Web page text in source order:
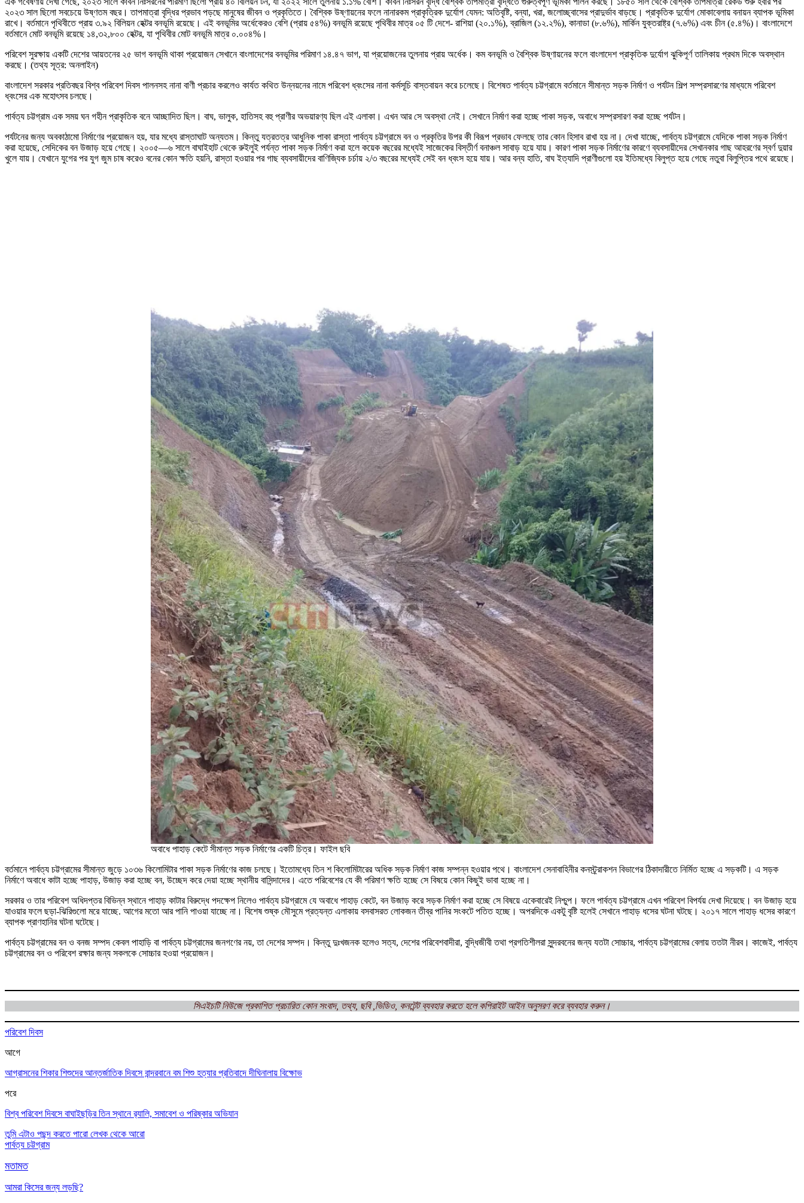
২০২৩ সাল ছিলো সবচেয়ে উষ্ণতম বছর। তাপমাত্রা বৃদ্ধির প্রভাব পড়ছে মানুষের জীবন ও প্রকৃতিতে। বৈশ্বিক উষ্ণায়নের ফলে নানারকম প্রাকৃত্রিক দুর্যোগ যেমন: অতিবৃষ্টি, বন্যা, খরা, জলোচ্ছ্বাসের প্রাদুর্ভাব বাড়ছে। প্রাকৃতিক দুর্যোগ মোকাবেলায় বনায়ন ব্যাপক ভূমিকা
রাখে। বর্তমানে পৃথিবীতে প্রায় ৩.৯২ বিলিয়ন হেক্টর বনভূমি রয়েছে। এই বনভূমির অর্ধেকেরও বেশি (প্রায় ৫৪%) বনভূমি রয়েছে পৃথিবীর মাত্র ০৫ টি দেশে- রাশিয়া (২০.১%), ব্রাজিল (১২.২%), কানাডা (৮.৬%), মার্কিন যুক্তরাষ্ট্র (৭.৬%) এবং চীন (৫.৪%)। বাংলাদেশে
বর্তমানে মোট বনভূমি রয়েছে ১৪,৩২,৮০০ হেক্টর, যা পৃথিবীর মোট বনভূমি মাত্র ০.০০৪%।
পরিবেশ সুরক্ষায় একটি দেশের আয়তনের ২৫ ভাগ বনভূমি থাকা প্রয়োজন সেখানে বাংলাদেশের বনভূমির পরিমাণ ১৪.৪৭ ভাগ, যা প্রয়োজনের তুলনায় প্রায় অর্ধেক। কম বনভূমি ও বৈশ্বিক উষ্ণায়নের ফলে বাংলাদেশ প্রাকৃতিক দুর্যোগ ঝুকিপূর্ণ তালিকায় প্রথম দিকে অবস্থান
করছে। (তথ্য সূত্র: অনলাইন)
বাংলাদেশ সরকার প্রতিবছর বিশ্ব পরিবেশ দিবস পালনসহ নানা বাণী প্রচার করলেও কার্যত কথিত উন্নয়নের নামে পরিবেশ ধ্বংসের নানা কর্মসূচি বাস্তবায়ন করে চলেছে। বিশেষত পার্বত্য চট্টগ্রামে বর্তমানে সীমান্ত সড়ক নির্মাণ ও পর্যটন শিল্প সম্প্রসারণের মাধ্যমে পরিবেশ
ধ্বংসের এক মহোৎসব চলছে।
পার্বত্য চট্টগ্রাম এক সময় ঘন গহীন প্রাকৃতিক বনে আচ্ছাদিত ছিল। বাঘ, ভালুক, হাতিসহ বহু প্রাণীর অভয়ারণ্য ছিল এই এলাকা। এখন আর সে অবস্থা নেই। সেখানে নির্মাণ করা হচ্ছে পাকা সড়ক, অবাধে সম্প্রসারণ করা হচ্ছে পর্যটন।
পর্যটনের জন্য অবকাঠামো নির্মাণের প্রয়োজন হয়, যার মধ্যে রাস্তাঘাট অন্যতম। কিন্তু যত্রতত্র আধুনিক পাকা রাস্তা পার্বত্য চট্টগ্রামে বন ও প্রকৃতির উপর কী বিরূপ প্রভাব ফেলছে তার কোন হিসাব রাখা হয় না। দেখা যাচ্ছে, পার্বত্য চট্টগ্রামে যেদিকে পাকা সড়ক নির্মাণ
করা হয়েছে, সেদিকের বন উজাড় হয়ে গেছে। ২০০৫—৬ সালে বাঘাইহাট থেকে রুইলুই পর্যন্ত পাকা সড়ক নির্মাণ করা হলে কয়েক বছরের মধ্যেই সাজেকের বিস্তীর্ণ বনাঞ্চল সাবাড় হয়ে যায়। কারণ পাকা সড়ক নির্মাণের কারণে ব্যবসায়ীদের সেখানকার গাছ আহরণের স্বর্ণ দুয়ার
খুলে যায়। যেখানে যুগের পর যুগ জুম চাষ করেও বনের কোন ক্ষতি হয়নি, রাস্তা হওয়ার পর গাছ ব্যবসায়ীদের বাণিজ্যিক চর্চায় ২/৩ বছরের মধ্যেই সেই বন ধ্বংস হয়ে যায়। আর বন্য হাতি, বাঘ ইত্যাদি প্রাণীগুলো হয় ইতিমধ্যে বিলুপ্ত হয়ে গেছে নতুবা বিলুপ্তির পথে রয়েছে।
অবাধে পাহাড় কেটে সীমান্ত সড়ক নির্মাণের একটি চিত্র। ফাইল ছবি
বর্তমানে পার্বত্য চট্টগ্রামের সীমান্ত জুড়ে ১০৩৬ কিলোমিটার পাকা সড়ক নির্মাণের কাজ চলছে। ইতোমধ্যে তিন শ কিলোমিটারের অধিক সড়ক নির্মাণ কাজ সম্পন্ন হওয়ার পথে। বাংলাদেশ সেনাবাহিনীর কনস্ট্র্রাকশন বিভাগের ঠিকাদারীতে নির্মিত হচ্ছে এ সড়কটি। এ সড়ক
নির্মাণে অবাধে কাটা হচ্ছে পাহাড়, উজাড় করা হচ্ছে বন, উচ্ছেদ করে দেয়া হচ্ছে স্থানীয় বাসিন্দাদের। এতে পরিবেশের যে কী পরিমাণ ক্ষতি হচ্ছে সে বিষয়ে কোন কিছুই ভাবা হচ্ছে না।
সরকার ও তার পরিবেশ অধিদপ্তর বিভিন্ন স্থানে পাহাড় কাটার বিরুদ্ধে পদক্ষেপ নিলেও পার্বত্য চট্টগ্রামে যে অবাধে পাহাড় কেটে, বন উজাড় করে সড়ক নির্মাণ করা হচ্ছে সে বিষয়ে একেবারেই নিশ্চুপ। ফলে পার্বত্য চট্টগ্রামে এখন পরিবেশ বিপর্যয় দেখা দিয়েছে। বন উজাড় হয়ে
যাওয়ার ফলে ছড়া-ঝিরিগুলো মরে যাচ্ছে. আগের মতো আর পানি পাওয়া যাচ্ছে না। বিশেষ শুষ্ক মৌসুমে প্রত্যন্ত এলাকায় বসবাসরত লোকজন তীব্র পানির সংকটে পতিত হচ্ছে। অপরদিকে একটু বৃষ্টি হলেই সেখানে পাহাড় ধসের ঘটনা ঘটছে। ২০১৭ সালে পাহাড় ধসের কারণে
ব্যাপক প্রাণহানির ঘটনা ঘটেছে।
পার্বত্য চট্টগ্রামের বন ও বনজ সম্পদ কেবল পাহাড়ি বা পার্বত্য চট্টগ্রামের জনগণের নয়, তা দেশের সম্পদ। কিন্তু দুঃখজনক হলেও সত্য, দেশের পরিবেশবাদীরা, বুদ্ধিজীবী তথা প্রগতিশীলরা সুন্দরবনের জন্য যতটা সোচ্চার, পার্বত্য চট্টগ্রামের বেলায় ততটা নীরব। কাজেই, পার্বত্য
চট্টগ্রামের বন ও পরিবেশ রক্ষার জন্য সকলকে সোচ্চার হওয়া প্রয়োজন।
সিএইচটি নিউজে প্রকাশিত প্রচারিত কোন সংবাদ, তথ্য, ছবি ,ভিডিও, কনটেন্ট ব্যবহার করতে হলে কপিরাইট আইন অনুসরণ করে ব্যবহার করুন।
পরিবেশ দিবস
আগে
আগ্রাসনের শিকার শিশুদের আন্তর্জাতিক দিবসে বান্দরবানে বম শিশু হত্যার প্রতিবাদে দীঘিনালায় বিক্ষোভ
পরে
বিশ্ব পরিবেশ দিবসে বাঘাইছড়ির তিন স্থানে র‌্যালি, সমাবেশ ও পরিষ্কার অভিযান
তুমি এটাও পছন্দ করতে পারো লেখক থেকে আরো
পার্বত্য চট্টগ্রাম
মতামত
আমরা কিসের জন্য লড়ছি?